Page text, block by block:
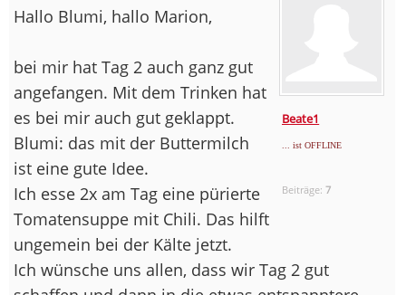
Beate1
... ist OFFLINE
Beiträge:7
Hallo Blumi, hallo Marion,
bei mir hat Tag 2 auch ganz gut
angefangen. Mit dem Trinken hat
es bei mir auch gut geklappt.
Blumi: das mit der Buttermilch
ist eine gute Idee.
Ich esse 2x am Tag eine pürierte
Tomatensuppe mit Chili. Das hilft
ungemein bei der Kälte jetzt.
Ich wünsche uns allen, dass wir Tag 2 gut